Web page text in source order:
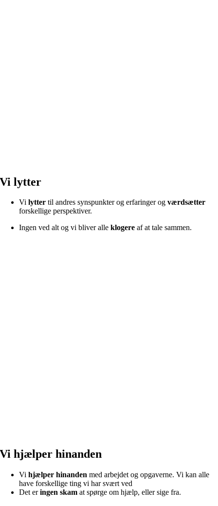
Vi lytter
Vilytter til andres synspunkter og erfaringer ogværdsætter
forskellige perspektiver.
Ingen ved alt og vi bliver alleklogere af at tale sammen.
Vi hjælper hinanden
Vihjælper hinanden med arbejdet og opgaverne. Vi kan alle
have forskellige ting vi har svært ved
Det eringen skam at spørge om hjælp, eller sige fra.